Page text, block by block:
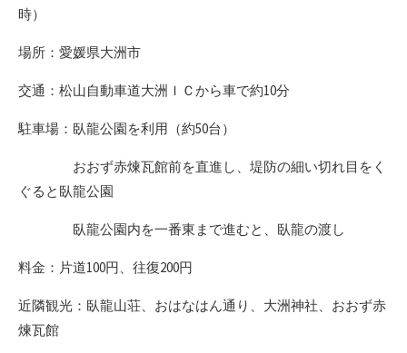
時）
場所：愛媛県大洲市
交通：松山自動車道大洲ＩＣから車で約10分
駐車場：臥龍公園を利用（約50台）
おおず赤煉瓦館前を直進し、堤防の細い切れ目をく
ぐると臥龍公園
臥龍公園内を一番東まで進むと、臥龍の渡し
料金：片道100円、往復200円
近隣観光：臥龍山荘、おはなはん通り、大洲神社、おおず赤
煉瓦館